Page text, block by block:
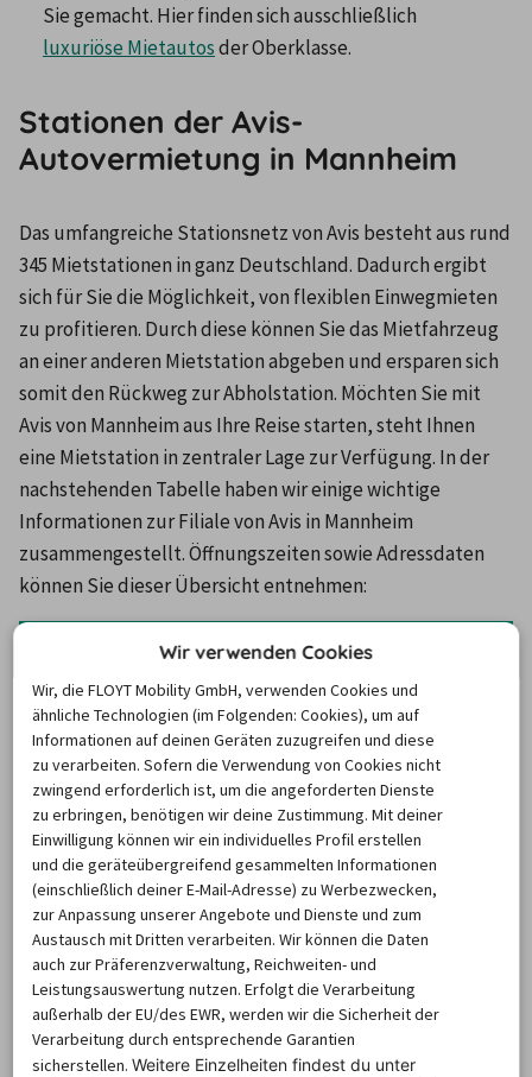
Sie gemacht. Hier finden sich ausschließlich
luxuriöse Mietautos der Oberklasse.
Stationen der Avis-
Autovermietung in Mannheim
Das umfangreiche Stationsnetz von Avis besteht aus rund
345 Mietstationen in ganz Deutschland. Dadurch ergibt
sich für Sie die Möglichkeit, von flexiblen Einwegmieten
zu profitieren. Durch diese können Sie das Mietfahrzeug
an einer anderen Mietstation abgeben und ersparen sich
somit den Rückweg zur Abholstation. Möchten Sie mit
Avis von Mannheim aus Ihre Reise starten, steht Ihnen
eine Mietstation in zentraler Lage zur Verfügung. In der
nachstehenden Tabelle haben wir einige wichtige
Informationen zur Filiale von Avis in Mannheim
zusammengestellt. Öffnungszeiten sowie Adressdaten
können Sie dieser Übersicht entnehmen:
Adresse Öffnungszeiten
Avis Mannheim
Käfertal
Turbinenstraße
1-3
- Montag – Freitag:
7.00 – 18 Uhr
- Samstag: 8 – 12
Uhr
- Sonntag:
Geschlossen
Nützliche Zusatzleistungen für
mehr Fahrkomfort
Wir verwenden Cookies
Wir, die FLOYT Mobility GmbH, verwenden Cookies und
ähnliche Technologien (im Folgenden: Cookies), um auf
Informationen auf deinen Geräten zuzugreifen und diese
zu verarbeiten. Sofern die Verwendung von Cookies nicht
zwingend erforderlich ist, um die angeforderten Dienste
zu erbringen, benötigen wir deine Zustimmung. Mit deiner
Einwilligung können wir ein individuelles Profil erstellen
und die geräteübergreifend gesammelten Informationen
(einschließlich deiner E-Mail-Adresse) zu Werbezwecken,
zur Anpassung unserer Angebote und Dienste und zum
Austausch mit Dritten verarbeiten. Wir können die Daten
auch zur Präferenzverwaltung, Reichweiten- und
Leistungsauswertung nutzen. Erfolgt die Verarbeitung
außerhalb der EU/des EWR, werden wir die Sicherheit der
Verarbeitung durch entsprechende Garantien
sicherstellen.Weitere Einzelheiten findest du unter